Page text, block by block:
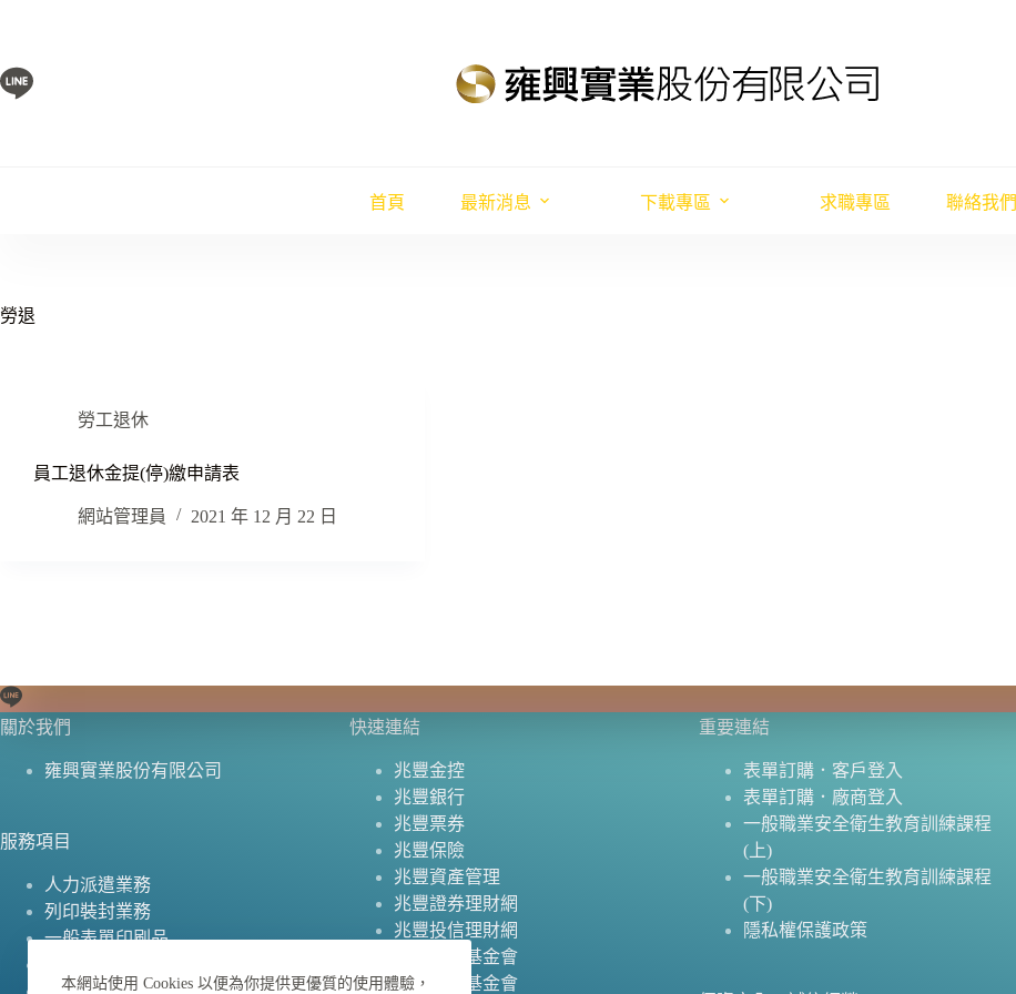
主
要
本網站使用 Cookies 以便為你提供更優質的使用體驗，
首頁 最新消息 下載專區 求職專區 聯絡我們
勞退
勞工退休
員工退休金提(停)繳申請表
網站管理員 2021 年 12 月 22 日
關於我們
雍興實業股份有限公司
服務項目
人力派遣業務
列印裝封業務
一般表單印刷品
快速連結
兆豐金控
兆豐銀行
兆豐票券
兆豐保險
兆豐資產管理
兆豐證券理財網
兆豐投信理財網
兆豐慈善基金會
兆豐文教基金會
重要連結
表單訂購．客戶登入
表單訂購．廠商登入
一般職業安全衛生教育訓練課程
(上)
一般職業安全衛生教育訓練課程
(下)
隱私權保護政策